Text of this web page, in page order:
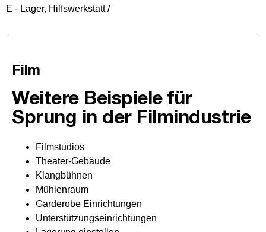
E - Lager, Hilfswerkstatt /
Film
Weitere Beispiele für
Sprung in der Filmindustrie
Filmstudios
Theater-Gebäude
Klangbühnen
Mühlenraum
Garderobe Einrichtungen
Unterstützungseinrichtungen